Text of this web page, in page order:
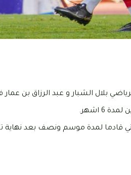
بلال الشبار و عبد الرزاق بن عمار
6 اشهر.
لمدة موسم ونصف بعد نهاية